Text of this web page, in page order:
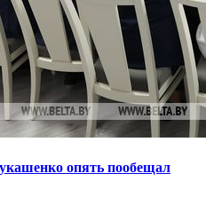
опять пообещал